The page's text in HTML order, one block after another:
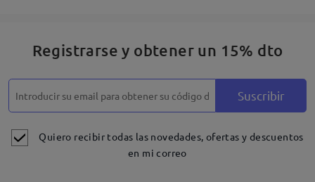
Registrarse y obtener un 15% dto
Suscribir
Quiero recibir todas las novedades, ofertas y descuentos
en mi correo